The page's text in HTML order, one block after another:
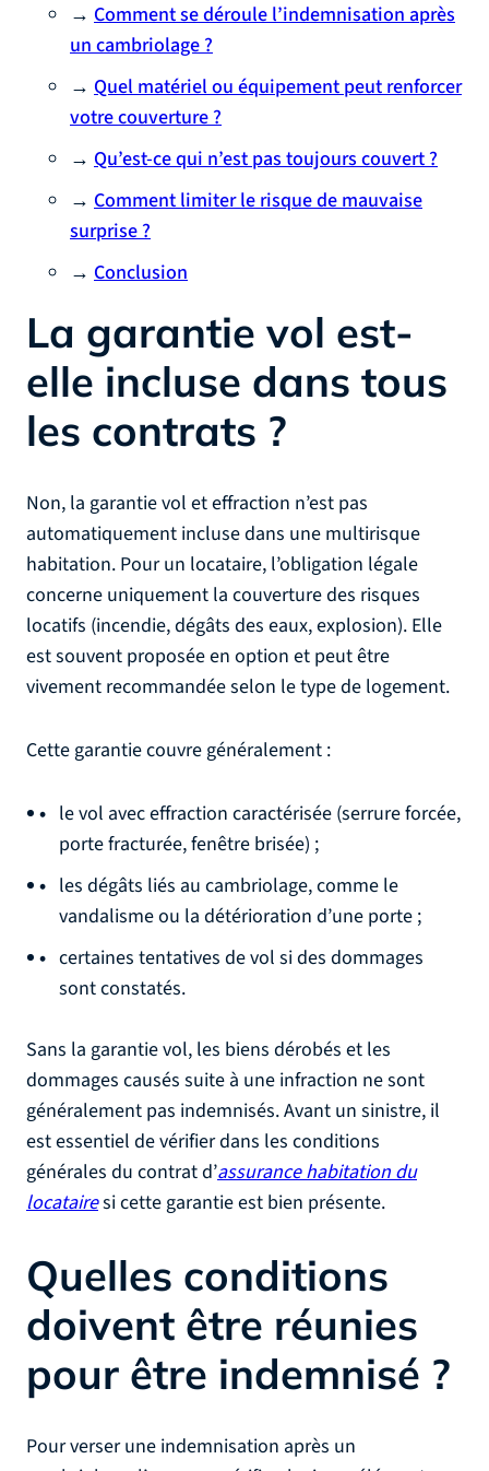
→ Comment se déroule l’indemnisation après
un cambriolage ?
→ Quel matériel ou équipement peut renforcer
votre couverture ?
→ Qu’est-ce qui n’est pas toujours couvert ?
→ Comment limiter le risque de mauvaise
surprise ?
→ Conclusion
La garantie vol est-
elle incluse dans tous
les contrats ?
Non, la garantie vol et effraction n’est pas
automatiquement incluse dans une multirisque
habitation. Pour un locataire, l’obligation légale
concerne uniquement la couverture des risques
locatifs (incendie, dégâts des eaux, explosion). Elle
est souvent proposée en option et peut être
vivement recommandée selon le type de logement.
Cette garantie couvre généralement :
le vol avec effraction caractérisée (serrure forcée,
porte fracturée, fenêtre brisée) ;
les dégâts liés au cambriolage, comme le
vandalisme ou la détérioration d’une porte ;
certaines tentatives de vol si des dommages
sont constatés.
Sans la garantie vol, les biens dérobés et les
dommages causés suite à une infraction ne sont
généralement pas indemnisés. Avant un sinistre, il
est essentiel de vérifier dans les conditions
générales du contrat d’assurance habitation du
locatairesi cette garantie est bien présente.
Quelles conditions
doivent être réunies
pour être indemnisé ?
Pour verser une indemnisation après un